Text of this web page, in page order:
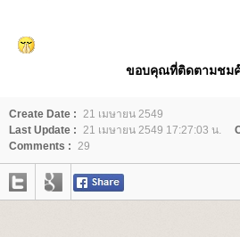
ขอบคุณที่ติดตามชม
Create Date : 21 เมษายน 2549
Last Update : 21 เมษายน 2549 17:27:03 น.
Comments : 29